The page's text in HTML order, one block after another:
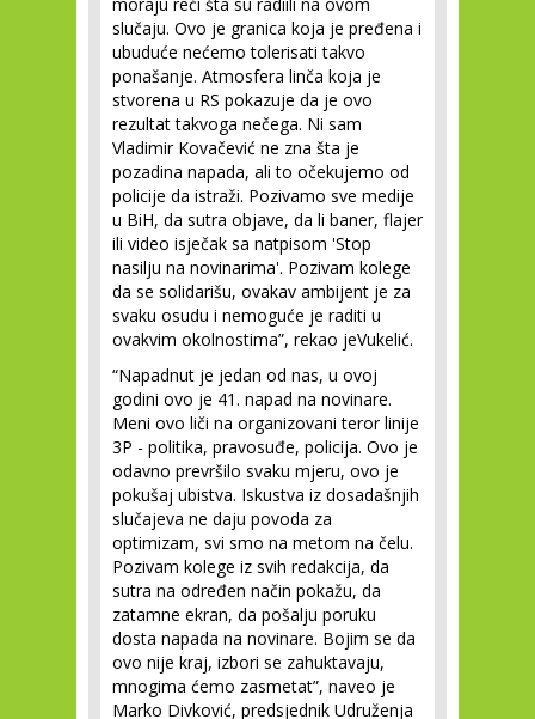
slučaju. Ovo je granica koja je pređena i
ubuduće nećemo tolerisati takvo
ponašanje. Atmosfera linča koja je
stvorena u RS pokazuje da je ovo
rezultat takvoga nečega. Ni sam
Vladimir Kovačević ne zna šta je
pozadina napada, ali to očekujemo od
policije da istraži. Pozivamo sve medije
u BiH, da sutra objave, da li baner, flajer
ili video isječak sa natpisom 'Stop
nasilju na novinarima'. Pozivam kolege
da se solidarišu, ovakav ambijent je za
svaku osudu i nemoguće je raditi u
ovakvim okolnostima”, rekao jeVukelić.
“Napadnut je jedan od nas, u ovoj
godini ovo je 41. napad na novinare.
Meni ovo liči na organizovani teror linije
3P - politika, pravosuđe, policija. Ovo je
odavno prevršilo svaku mjeru, ovo je
pokušaj ubistva. Iskustva iz dosadašnjih
slučajeva ne daju povoda za
optimizam, svi smo na metom na čelu.
Pozivam kolege iz svih redakcija, da
sutra na određen način pokažu, da
zatamne ekran, da pošalju poruku
dosta napada na novinare. Bojim se da
ovo nije kraj, izbori se zahuktavaju,
mnogima ćemo zasmetat”, naveo je
Marko Divković, predsjednik Udruženja